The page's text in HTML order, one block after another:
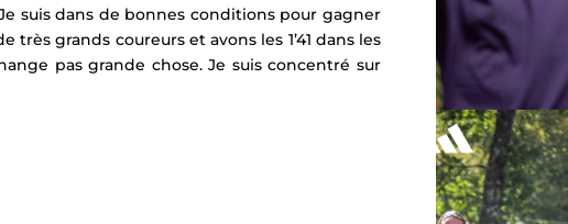
suis dans de bonnes conditions pour gagner
grands coureurs et avons les 1’41 dans les
pas grande chose. Je suis concentré sur